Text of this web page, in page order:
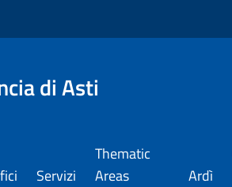
di Asti
Servizi
Thematic
Areas
Ardì